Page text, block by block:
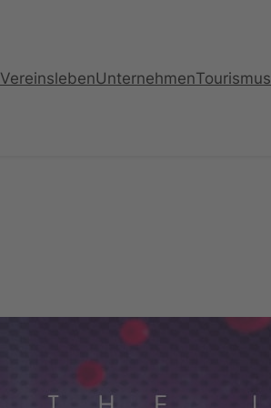
VereinslebenUnternehmenTourismus